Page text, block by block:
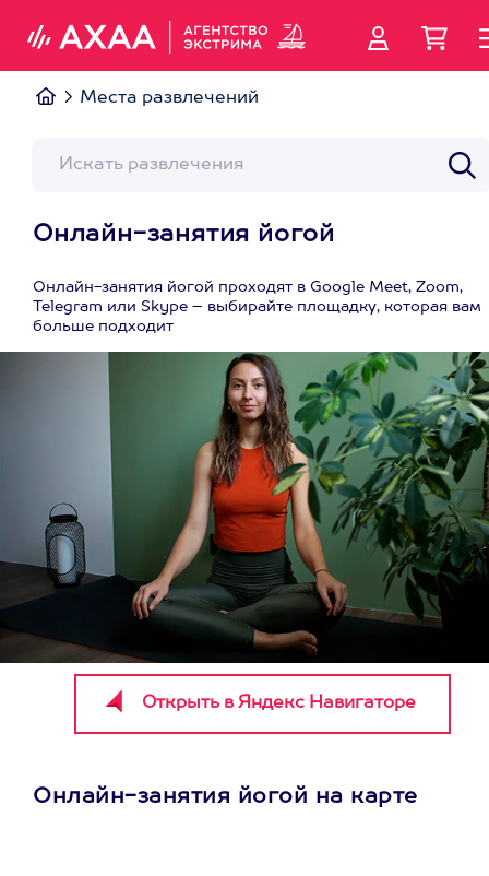
Места развлечений
Онлайн-занятия йогой
Онлайн-занятия йогой проходят в Google Meet, Zoom,
Telegram или Skype – выбирайте площадку, которая вам
больше подходит
Онлайн-занятия йогой на карте